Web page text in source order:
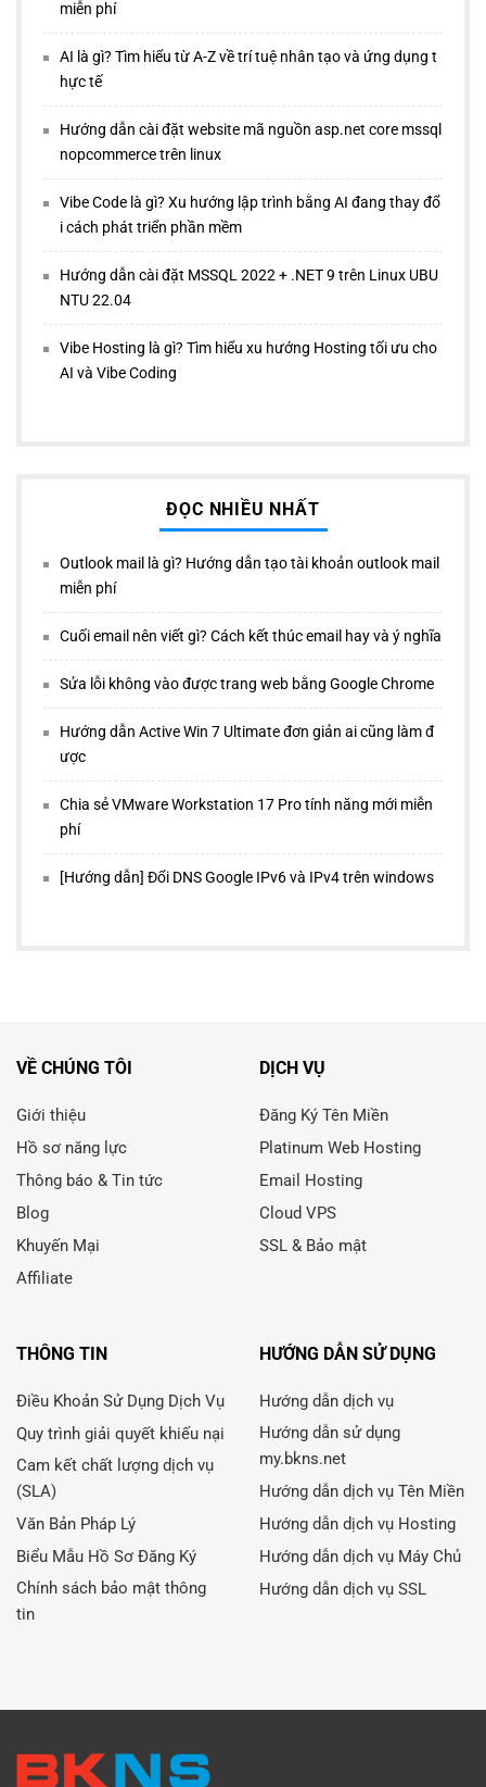
miễn phí
AI là gì? Tìm hiểu từ A-Z về trí tuệ nhân tạo và ứng dụng t
hực tế
Hướng dẫn cài đặt website mã nguồn asp.net core mssql
nopcommerce trên linux
Vibe Code là gì? Xu hướng lập trình bằng AI đang thay đổ
i cách phát triển phần mềm
Hướng dẫn cài đặt MSSQL 2022 + .NET 9 trên Linux UBU
NTU 22.04
Vibe Hosting là gì? Tìm hiểu xu hướng Hosting tối ưu cho
AI và Vibe Coding
ĐỌC NHIỀU NHẤT
Outlook mail là gì? Hướng dẫn tạo tài khoản outlook mail
miễn phí
Cuối email nên viết gì? Cách kết thúc email hay và ý nghĩa
Sửa lỗi không vào được trang web bằng Google Chrome
Hướng dẫn Active Win 7 Ultimate đơn giản ai cũng làm đ
ược
Chia sẻ VMware Workstation 17 Pro tính năng mới miễn
phí
[Hướng dẫn] Đổi DNS Google IPv6 và IPv4 trên windows
VỀ CHÚNG TÔI
Giới thiệu
Hồ sơ năng lực
Thông báo & Tin tức
Blog
Khuyến Mại
Affiliate
DỊCH VỤ
Đăng Ký Tên Miền
Platinum Web Hosting
Email Hosting
Cloud VPS
SSL & Bảo mật
THÔNG TIN
Điều Khoản Sử Dụng Dịch Vụ
Quy trình giải quyết khiếu nại
Cam kết chất lượng dịch vụ
(SLA)
Văn Bản Pháp Lý
Biểu Mẫu Hồ Sơ Đăng Ký
Chính sách bảo mật thông
tin
HƯỚNG DẪN SỬ DỤNG
Hướng dẫn dịch vụ
Hướng dẫn sử dụng
my.bkns.net
Hướng dẫn dịch vụ Tên Miền
Hướng dẫn dịch vụ Hosting
Hướng dẫn dịch vụ Máy Chủ
Hướng dẫn dịch vụ SSL